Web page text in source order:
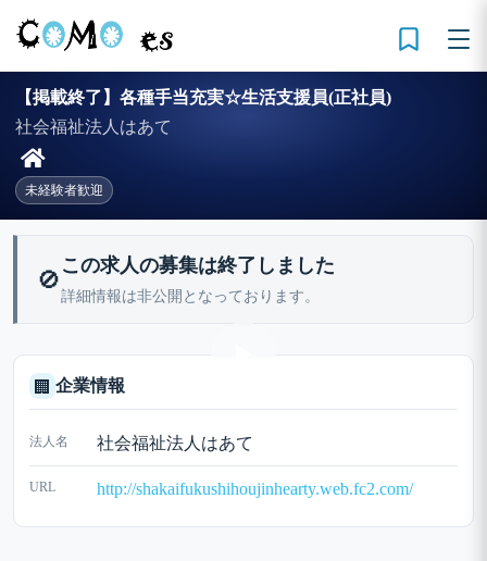
【掲載終了】各種手当充実☆生活支援員(正社員)
社会福祉法人はあて
未経験者歓迎
🚫
この求人の募集は終了しました
詳細情報は非公開となっております。
🏢 企業情報
法人名 社会福祉法人はあて
URL http://shakaifukushihoujinhearty.web.fc2.com/